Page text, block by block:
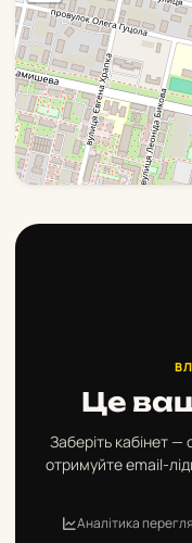
Це
Заберіть кабінет
отримуйте email-
Аналітика